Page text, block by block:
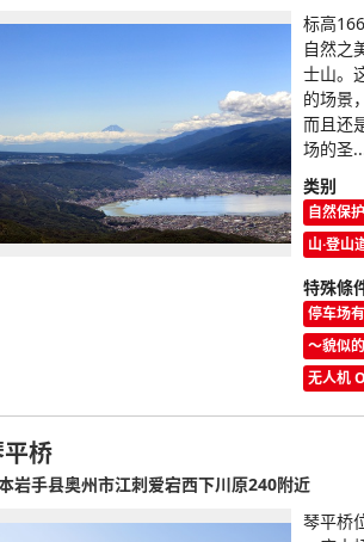
标高
自然之
士山。
的场景
而且还
场的圣
类别
自然保
山·登山
特殊條
停车场有
〜貌似
无人机
桥
岩手县奥州市江刺爱宕西下川原240附近
琴平桥